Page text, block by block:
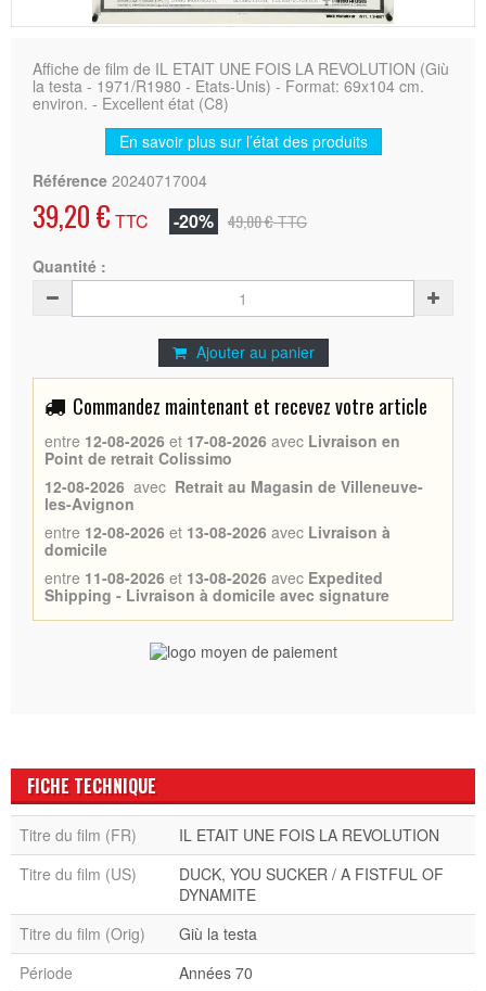
Affiche de film de IL ETAIT UNE FOIS LA REVOLUTION (Giù
la testa - 1971/R1980 - Etats-Unis) - Format: 69x104 cm.
environ. - Excellent état (C8)
En savoir plus sur l’état des produits
Référence 20240717004
39,20 € TTC -20% 49,00 €TTC
Quantité :
Ajouter au panier
Commandez maintenant et recevez votre article
entre 12-08-2026 et 17-08-2026 avec Livraison en
Point de retrait Colissimo
12-08-2026 avec Retrait au Magasin de Villeneuve-
les-Avignon
entre 12-08-2026 et 13-08-2026 avec Livraison à
domicile
entre 11-08-2026 et 13-08-2026 avec Expedited
Shipping - Livraison à domicile avec signature
FICHE TECHNIQUE
Titre du film (FR)
IL ETAIT UNE FOIS LA REVOLUTION
Titre du film (US)
DUCK, YOU SUCKER / A FISTFUL OF
DYNAMITE
Titre du film (Orig)
Giù la testa
Période
Années 70